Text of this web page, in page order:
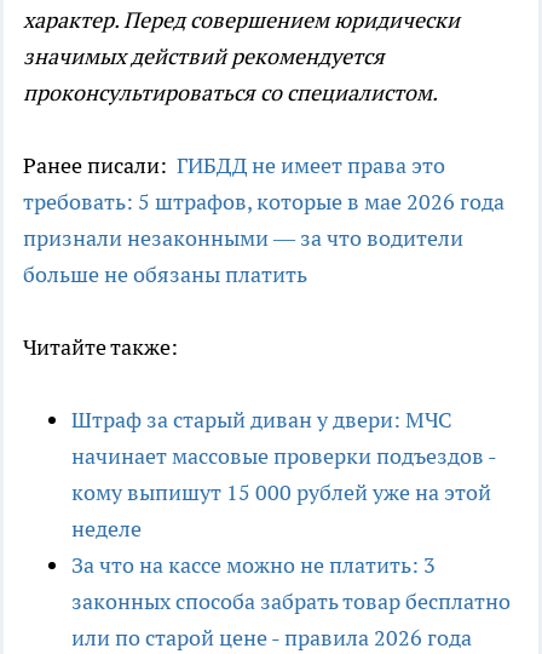
характер. Перед совершением юридически
значимых действий рекомендуется
проконсультироваться со специалистом.
Ранее писали: ГИБДД не имеет права это
требовать: 5 штрафов, которые в мае 2026 года
признали незаконными — за что водители
больше не обязаны платить
Читайте также:
Штраф за старый диван у двери: МЧС
начинает массовые проверки подъездов -
кому выпишут 15 000 рублей уже на этой
неделе
За что на кассе можно не платить: 3
законных способа забрать товар бесплатно
или по старой цене - правила 2026 года